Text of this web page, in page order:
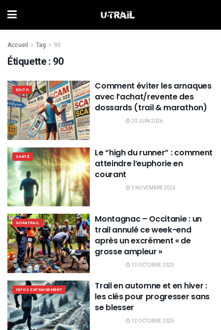
Accueil Tag 90
Étiquette : 90
EDITO
Comment éviter les arnaques
avec l’achat/revente des
dossards (trail & marathon)
20 JUIN 2026
SANTÉ
Le “high du runner” : comment
atteindre l’euphorie en
courant
3 NOVEMBRE 2025
GORATRAIL
Montagnac – Occitanie : un
trail annulé ce week-end
après un excrément « de
grosse ampleur »
13 OCTOBRE 2025
INFOS ENTRAINEMENT
Trail en automne et en hiver :
les clés pour progresser sans
se blesser
12 OCTOBRE 2025